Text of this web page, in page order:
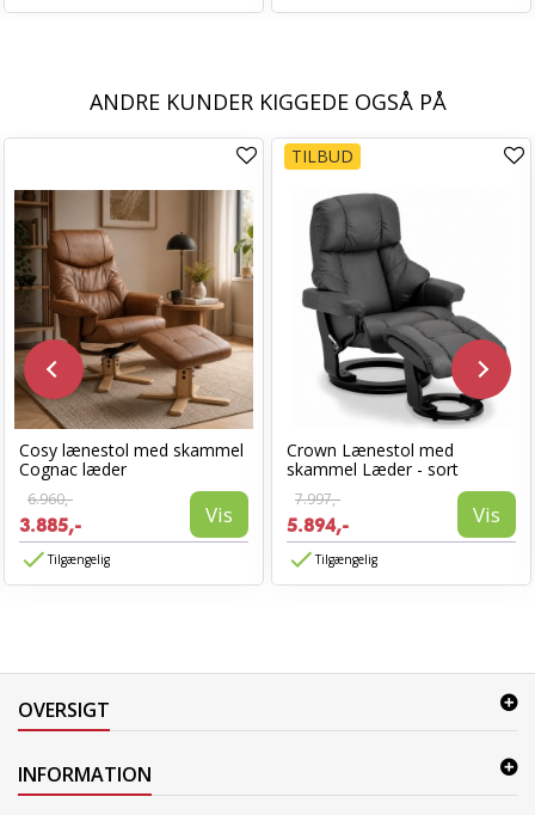
ANDRE KUNDER KIGGEDE OGSÅ PÅ
Cosy lænestol med skammel
Cognac læder
6.960,-
3.885,- Vis
Tilgængelig
TILBUD
Crown Lænestol med
skammel Læder - sort
7.997,-
5.894,- Vis
Tilgængelig
OVERSIGT
INFORMATION